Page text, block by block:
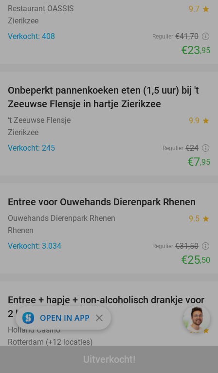
Uitverkocht!
Restaurant OASSIS 9.7 star
Zierikzee
Verkocht: 408
Regulier €41,70
€23,95
67%
Onbeperkt pannenkoeken eten (1,5 uur) bij 't
Zeeuwse Flensje in hartje Zierikzee
‘t Zeeuwse Flensje 9.9 star
Zierikzee
Verkocht: 245
Regulier €24
€7,95
19%
Entree voor Ouwehands Dierenpark Rhenen
Ouwehands Dierenpark Rhenen 9.5 star
Rhenen
Verkocht: 3.034
Regulier €31,50
€25,50
52%
Entree + hapje + non-alcoholisch drankje voor
2 bij Holland Casino
Holland Casino 9.6 star
Rotterdam (+12 locaties)
OPEN IN APP close